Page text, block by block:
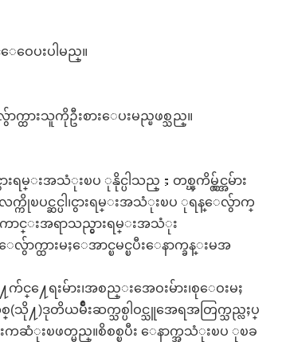
ဝေပးပါမည္။
းသူကိုဦးစားေပးမည္ၿဖစ္သည္။
အသံုးၿပ ုနိုင္ပါသည္；တစ္ၾကိမ္လွ်င္အမ်ား
က္ကိုၿပင္ဆင္ပါ၊ငွားရမ္းအသံုးၿပ ုရန္ေလွ်ာက္
ကာင္းအရာသည္ငွားရမ္းအသံုး
က္ထားမႈေအာင္ၿမင္ၿပီးေနာက္ခန္းမအ
က်င္႔ေရးမ်ား၊အစည္းအေဝးမ်ား၊စုေဝးမႈ
သို႔)ဒုတိယမ်ိဳးဆက္သစ္ပါဝင္သူအေရအတြက္သည္လႈပ္
းကဆံုးၿဖတ္မည္။စိစစ္ၿပီး ေနာက္အသံုးၿပ ုၿခ